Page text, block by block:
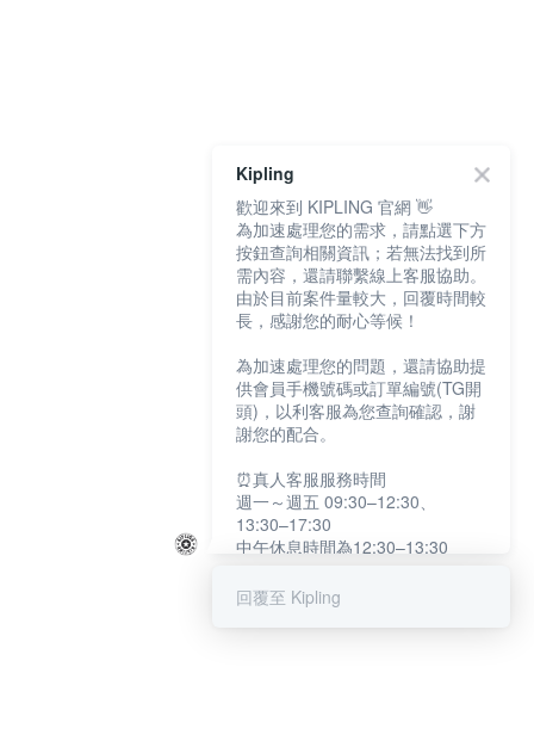
Kipling
歡迎來到 KIPLING 官網 👋
為加速處理您的需求，請點選下方
按鈕查詢相關資訊；若無法找到所
需內容，還請聯繫線上客服協助。
由於目前案件量較大，回覆時間較
長，感謝您的耐心等候！
為加速處理您的問題，還請協助提
供會員手機號碼或訂單編號(TG開
頭)，以利客服為您查詢確認，謝
謝您的配合。
⏰真人客服服務時間
週一～週五 09:30–12:30、
13:30–17:30
中午休息時間為12:30–13:30
提醒您：系統會自動已讀訊息，如
回覆至 Kipling